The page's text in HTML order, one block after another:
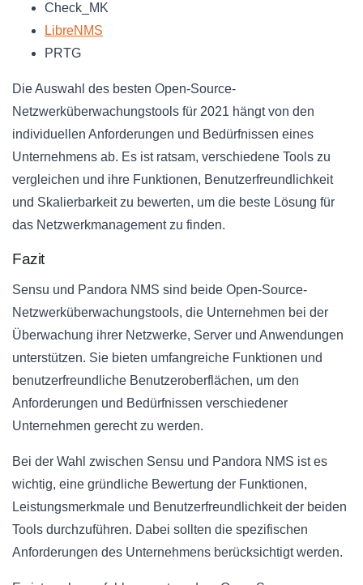
Check_MK
LibreNMS
PRTG
Die Auswahl des besten Open-Source-
Netzwerküberwachungstools für 2021 hängt von den
individuellen Anforderungen und Bedürfnissen eines
Unternehmens ab. Es ist ratsam, verschiedene Tools zu
vergleichen und ihre Funktionen, Benutzerfreundlichkeit
und Skalierbarkeit zu bewerten, um die beste Lösung für
das Netzwerkmanagement zu finden.
Fazit
Sensu und Pandora NMS sind beide Open-Source-
Netzwerküberwachungstools, die Unternehmen bei der
Überwachung ihrer Netzwerke, Server und Anwendungen
unterstützen. Sie bieten umfangreiche Funktionen und
benutzerfreundliche Benutzeroberflächen, um den
Anforderungen und Bedürfnissen verschiedener
Unternehmen gerecht zu werden.
Bei der Wahl zwischen Sensu und Pandora NMS ist es
wichtig, eine gründliche Bewertung der Funktionen,
Leistungsmerkmale und Benutzerfreundlichkeit der beiden
Tools durchzuführen. Dabei sollten die spezifischen
Anforderungen des Unternehmens berücksichtigt werden.